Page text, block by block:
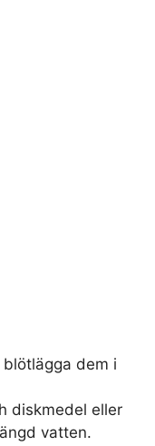
dem i
diskmedel eller
vatten.